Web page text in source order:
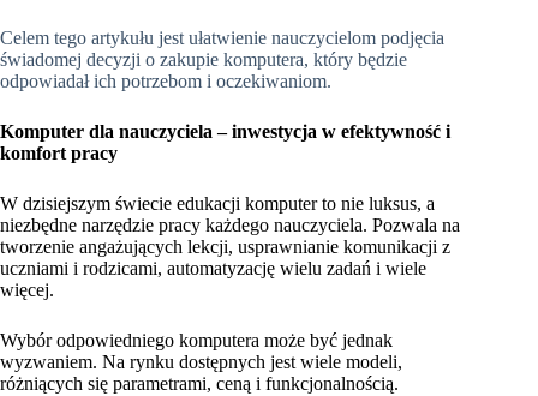
Celem tego artykułu jest ułatwienie nauczycielom podjęcia
świadomej decyzji o zakupie komputera, który będzie
odpowiadał ich potrzebom i oczekiwaniom.
Komputer dla nauczyciela – inwestycja w efektywność i
komfort pracy
W dzisiejszym świecie edukacji komputer to nie luksus, a
niezbędne narzędzie pracy każdego nauczyciela. Pozwala na
tworzenie angażujących lekcji, usprawnianie komunikacji z
uczniami i rodzicami, automatyzację wielu zadań i wiele
więcej.
Wybór odpowiedniego komputera może być jednak
wyzwaniem. Na rynku dostępnych jest wiele modeli,
różniących się parametrami, ceną i funkcjonalnością.